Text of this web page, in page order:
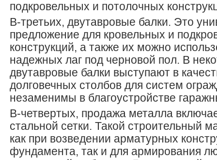
подкровельных и потолочных
В-третьих, двутавровые балки. Это
предложение для кровельных и
конструкций, а также их можно
надежных лаг под черновой пол. В
двутавровые балки выступают в
долговечных столбов для систем
незаменимы в благоустройстве
В-четвертых, продажа металла
стальной сетки. Такой строительный
как при возведении арматурных
фундамента, так и для армирования